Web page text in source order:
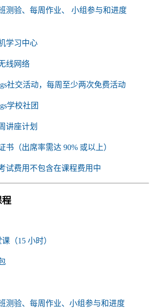
测验、每周作业、 小组参与和进度
学习中心
线网络
社交活动，每周至少两次免费活动
学校社团
讲座计划
书（出席率需达 90% 或以上）
试费用不包含在课程费用中
程
（15 小时）
测验、每周作业、小组参与和进度